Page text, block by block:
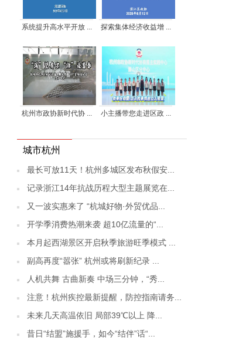
系统提升高水平开放 ... 探索集体经济收益增 ...
杭州市政协新时代协 ... 小主播带您走进区政 ...
城市杭州
最长可放11天！杭州多城区发布秋假安...
记录浙江14年抗战历程大型主题展览在...
又一波实惠来了 “杭城好物·外贸优品...
开学季消费热潮来袭 超10亿流量的“...
本月起西湖景区开启秋季旅游旺季模式 ...
副高再度“嚣张” 杭州或将刷新纪录 ...
人机共舞 古曲新奏 中场三分钟，“秀...
注意！杭州疾控最新提醒，防控指南请务...
未来几天高温依旧 局部39℃以上 降...
昔日“结盟”施援手，如今“结伴”话“...